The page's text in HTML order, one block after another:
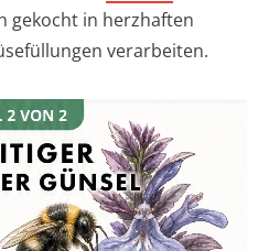
gekocht in herzhaften
verarbeiten.